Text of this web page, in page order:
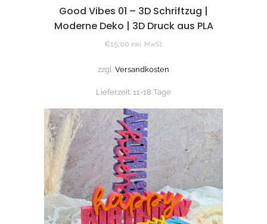
Good Vibes 01 – 3D Schriftzug |
Moderne Deko | 3D Druck aus PLA
€15,00 inkl. MwSt.
zzgl. Versandkosten
Lieferzeit: 11-18 Tage